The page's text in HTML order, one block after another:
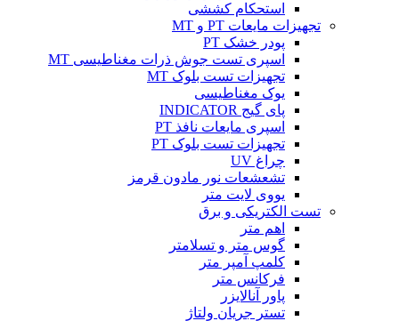
استحکام کششی
تجهیزات مایعات PT و MT
پودر خشک PT
اسپری تست جوش ذرات مغناطیسی MT
تجهیزات تست بلوک MT
یوک مغناطیسی
پای گیج INDICATOR
اسپری مایعات نافذ PT
تجهیزات تست بلوک PT
چراغ UV
تشعشعات نور مادون قرمز
یووی لایت متر
تست الکتریکی و برق
اهم متر
گوس متر و تسلامتر
کلمپ آمپر متر
فرکانس متر
پاور آنالایزر
تستر جریان ولتاژ